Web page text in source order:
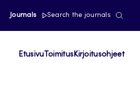
Journals Search the journals
Etusivu ToimitusKirjoitusohjeet